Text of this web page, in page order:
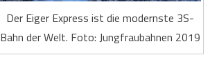
Der Eiger Express ist die modernste 3S-
Bahn der Welt. Foto: Jungfraubahnen 2019